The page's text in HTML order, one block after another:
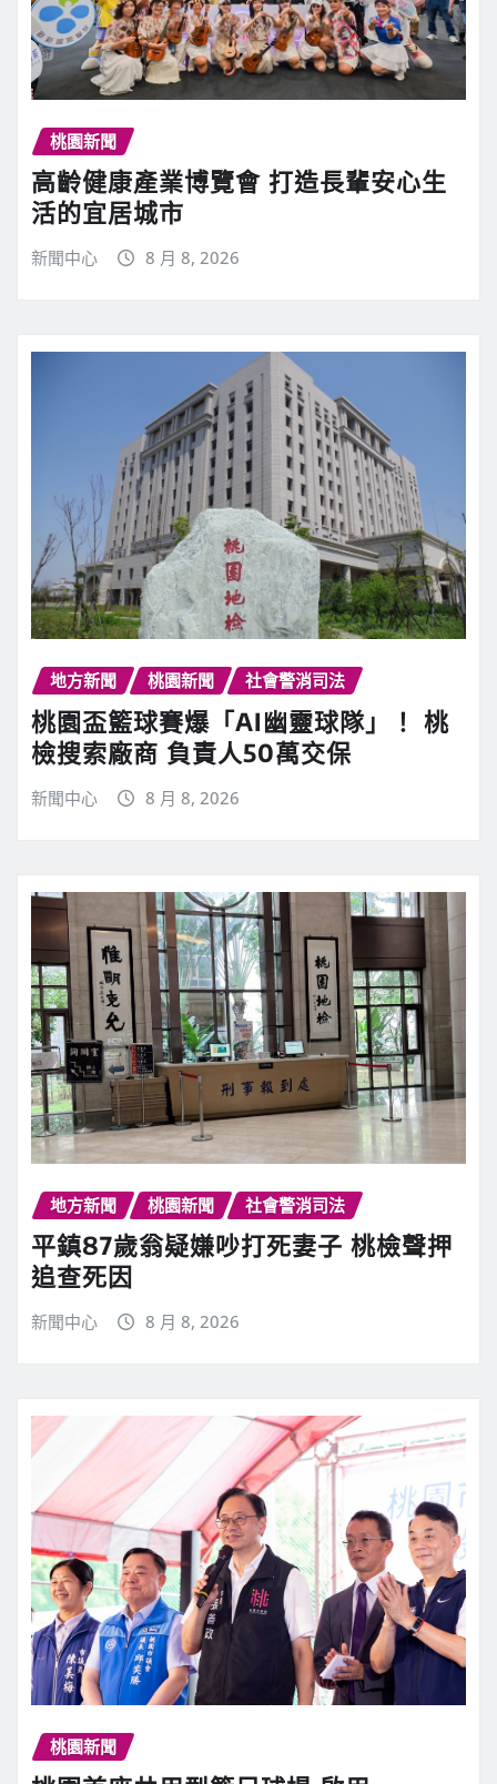
桃園新聞
高齡健康產業博覽會 打造長輩安心生
活的宜居城市
新聞中心 8 月 8, 2026
地方新聞 桃園新聞 社會警消司法
桃園盃籃球賽爆「AI幽靈球隊」！ 桃
檢搜索廠商 負責人50萬交保
新聞中心 8 月 8, 2026
地方新聞 桃園新聞 社會警消司法
平鎮87歲翁疑嫌吵打死妻子 桃檢聲押
追查死因
新聞中心 8 月 8, 2026
桃園新聞